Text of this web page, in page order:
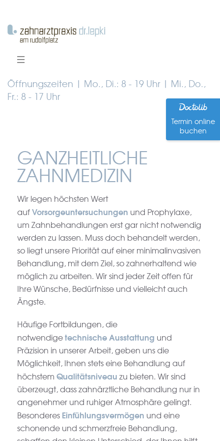
Öffnungszeiten | Mo., Di.: 8 - 19 Uhr | Mi., Do.,
Fr.: 8 - 17 Uhr
GANZHEITLICHE
ZAHNMEDIZIN
Wir legen höchsten Wert
auf Vorsorgeuntersuchungen und Prophylaxe,
um Zahnbehandlungen erst gar nicht notwendig
werden zu lassen. Muss doch behandelt werden,
so liegt unsere Priorität auf einer minimalinvasiven
Behandlung, mit dem Ziel, so zahnerhaltend wie
möglich zu arbeiten. Wir sind jeder Zeit offen für
Ihre Wünsche, Bedürfnisse und vielleicht auch
Ängste.
Häufige Fortbildungen, die
notwendige technische Ausstattung und
Präzision in unserer Arbeit, geben uns die
Möglichkeit, Ihnen stets eine Behandlung auf
höchstem Qualitätsniveau zu bieten. Wir sind
überzeugt, dass zahnärztliche Behandlung nur in
angenehmer und ruhiger Atmosphäre gelingt.
Besonderes Einfühlungsvermögen und eine
schonende und schmerzfreie Behandlung,
Termin online
buchen